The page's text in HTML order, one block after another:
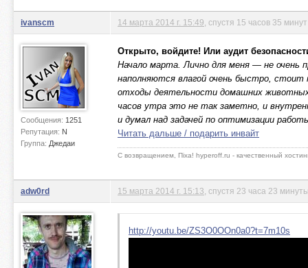
ivanscm
Сообщения: 1251
Репутация: N
Группа: Джедаи
14 марта 2014 г. 15:49 , спустя 15 часов 35
Открыто, войдите! Или аудит
Начало марта. Лично для меня — не очень
наполняются влагой очень быстро, стоит
отходы деятельности домашних
часов утра это не так заметно, и
и думал над задачей по оптимизации
Читать дальше / подарить инвайт
С возвращением, Пiха! hyperoff.ru - качественный
adw0rd 15 марта 2014 г. 15:13 , спустя 23 часа 23
http://youtu.be/ZS3O0OOn0a0?t=7m10s